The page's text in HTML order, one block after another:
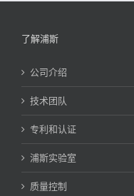
了解浦斯
公司介绍
技术团队
专利和认证
浦斯实验室
质量控制